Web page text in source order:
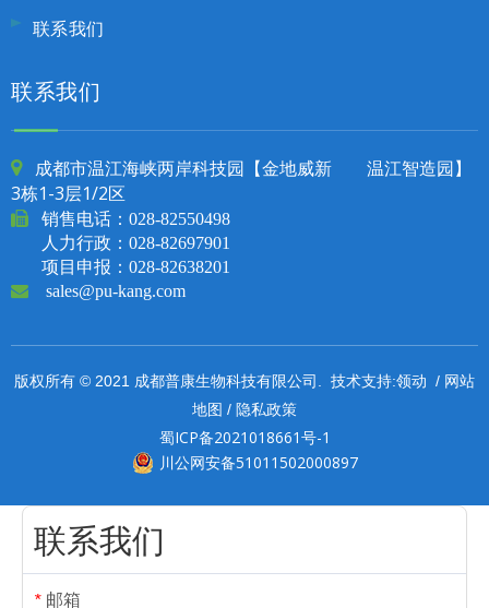
联系我们
联系我们

成都市温江海峡两岸科技园【金地威新 温江智造园】
3栋1-3层1/2区
 销售电话： 028-82550498
人力行政：028-82697901
项目申报：028-82638201
 sales@pu-kang.com
版权所有 © 2021 成都普康生物科技有限公司. 技术支持:领动 / 网站
地图 / 隐私政策
蜀ICP备2021018661号-1
川公网安备51011502000897
联系我们
* 邮箱